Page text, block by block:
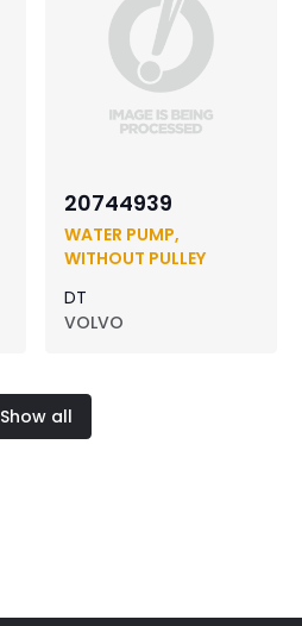
20744939
WATER PUMP,
WITHOUT PULLEY
DT
VOLVO
Show all